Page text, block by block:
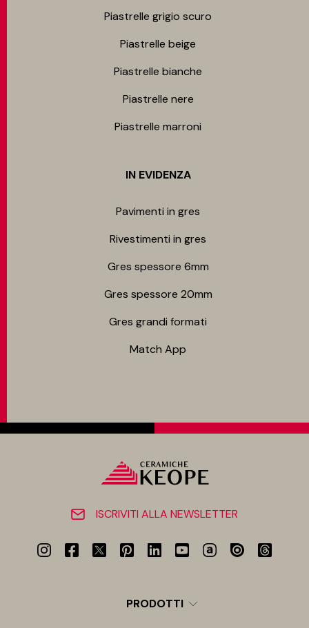
Piastrelle grigio scuro
Piastrelle beige
Piastrelle bianche
Piastrelle nere
Piastrelle marroni
IN EVIDENZA
Pavimenti in gres
Rivestimenti in gres
Gres spessore 6mm
Gres spessore 20mm
Gres grandi formati
Match App
ISCRIVITI ALLA NEWSLETTER
PRODOTTI